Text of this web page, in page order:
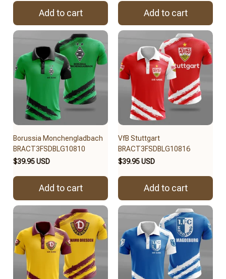
Add to cart Add to cart
Borussia Monchengladbach
BRACT3FSDBLG10810
$39.95 USD
Add to cart
VfB Stuttgart
BRACT3FSDBLG10816
$39.95 USD
Add to cart